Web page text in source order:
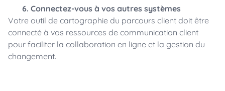
6. Connectez-vous à vos autres systèmes
Votre outil de cartographie du parcours client doit être
connecté à vos ressources de communication client
pour faciliter la collaboration en ligne et la gestion du
changement.